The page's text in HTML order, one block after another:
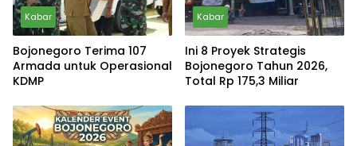
Kabar
Bojonegoro Terima 107
Armada untuk Operasional
KDMP
Kabar
Ini 8 Proyek Strategis
Bojonegoro Tahun 2026,
Total Rp 175,3 Miliar